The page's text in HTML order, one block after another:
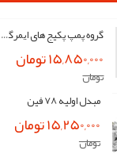
گروه پمپ پکیج های ایمرگاس
15,850,000 تومان
تومان
مبدل اولیه 78 فین
15,250,000 تومان
تومان